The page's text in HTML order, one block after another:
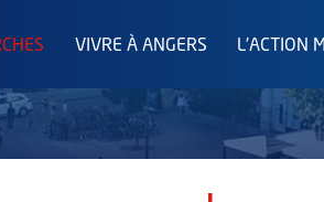
VIVRE À ANGERS L'ACTION